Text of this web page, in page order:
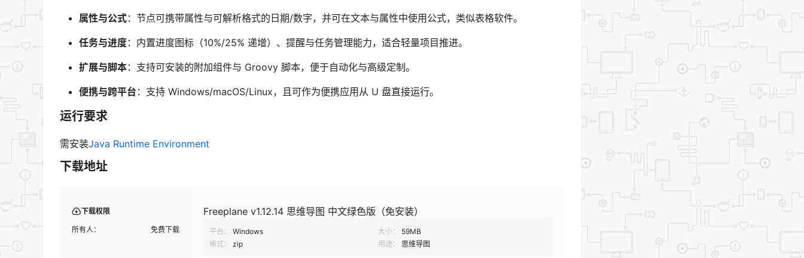
属性与公式：节点可携带属性与可解析格式的日期/数字，并可在文本与属性中使用公式，类似表格软件。
任务与进度：内置进度图标（10%/25% 递增）、提醒与任务管理能力，适合轻量项目推进。
扩展与脚本：支持可安装的附加组件与 Groovy 脚本，便于自动化与高级定制。
便携与跨平台 ：支持 Windows/macOS/Linux，且可作为便携应用从 U 盘直接运行。
运行要求
需安装Java Runtime Environment
下载地址
下载权限
所有人： 免费下载
Freeplane v1.12.14 思维导图 中文绿色版（免安装）
平台： Windows 大小：
59MB
格式：
zip 用途： 思维导图